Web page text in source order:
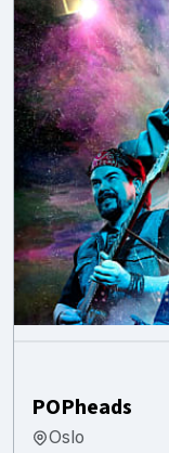
POPheads
Oslo